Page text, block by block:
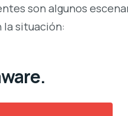
son algunos
la situación: